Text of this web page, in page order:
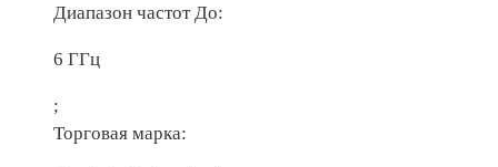
Диапазон частот До:
6 ГГц
;
Торговая марка: